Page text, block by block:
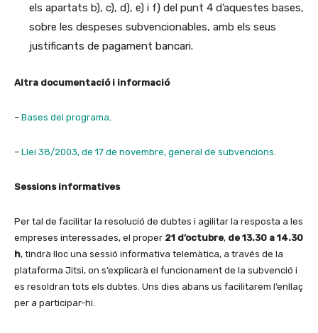
els apartats b), c), d), e) i f) del punt 4 d’aquestes bases,
sobre les despeses subvencionables, amb els seus
justificants de pagament bancari.
Altra documentació i informació
– Bases del programa
– Llei 38/2003, de 17 de novembre, general de subvencions
Sessions informatives
Per tal de facilitar la resolució de dubtes i agilitar la resposta a les
empreses interessades, el proper 21 d’octubre, de 13.30 a 14.30
h, tindrà lloc una sessió informativa telemàtica, a través de la
plataforma Jitsi, on s’explicarà el funcionament de la subvenció i
es resoldran tots els dubtes. Uns dies abans us facilitarem l’enllaç
per a participar-hi.